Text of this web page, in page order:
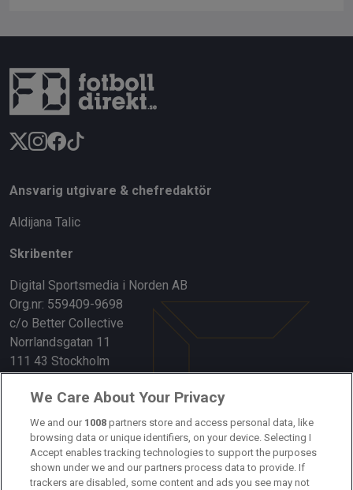
Ansvarig utgivare & chefredaktör
Aldijana Talic
Skribenter
Digital Sportsmedia i Norden AB
Org.nr: 559409-9698
c/o Better Collective
Norrlandsgatan 11
111 43 Stockholm
Länkar
Om oss
Kontakta oss
We Care About Your Privacy
We and our 1008 partners store and access personal data, like
browsing data or unique identifiers, on your device. Selecting I
Accept enables tracking technologies to support the purposes
shown under we and our partners process data to provide. If
trackers are disabled, some content and ads you see may not